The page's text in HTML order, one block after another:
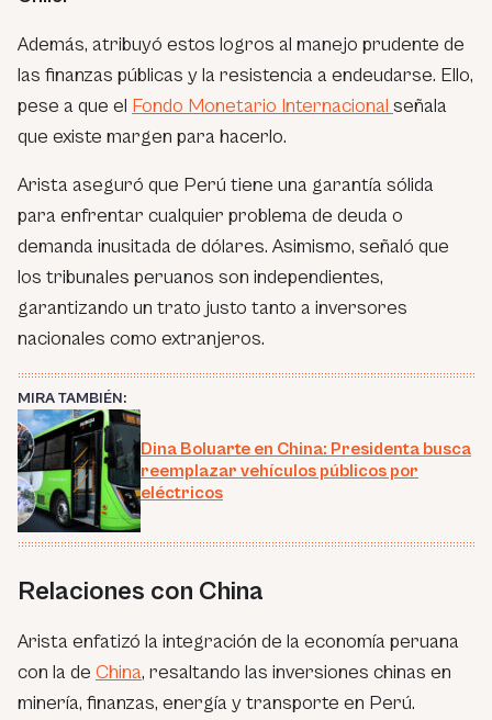
Además, atribuyó estos logros al manejo prudente de
las finanzas públicas y la resistencia a endeudarse. Ello,
pese a que el Fondo Monetario Internacional señala
que existe margen para hacerlo.
Arista aseguró que Perú tiene una garantía sólida
para enfrentar cualquier problema de deuda o
demanda inusitada de dólares. Asimismo, señaló que
los tribunales peruanos son independientes,
garantizando un trato justo tanto a inversores
nacionales como extranjeros.
MIRA TAMBIÉN:
Dina Boluarte en China: Presidenta busca
reemplazar vehículos públicos por
eléctricos
Relaciones con China
Arista enfatizó la integración de la economía peruana
con la de China, resaltando las inversiones chinas en
minería, finanzas, energía y transporte en Perú.